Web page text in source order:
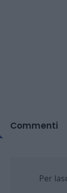
Commenti